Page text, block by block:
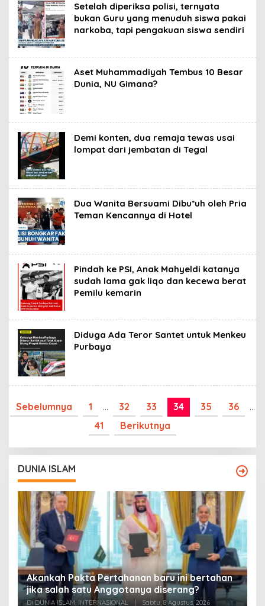
Setelah diperiksa polisi, ternyata
bukan Guru yang menuduh siswa pakai
narkoba, tapi pengakuan siswa sendiri
Aset Muhammadiyah Tembus 10 Besar
Dunia, NU Gimana?
Demi konten, dua remaja tewas usai
lompat dari jembatan di Tegal
Dua Wanita Bersuami Dibu*uh oleh Pria
Teman Kencannya di Hotel
Pindah ke PSI, Anak Mahyeldi katanya
sudah lama gak liqo dan kecewa berat
Pemilu kemarin
Diduga Ada Teror Santet untuk Menkeu
Purbaya
Sebelumnya 1 … 32 33 34 35 36
…
41
Berikutnya
DUNIA ISLAM
Akankah Pakta Pertahanan baru ini bertahan
jika salah satu Anggotanya diserang?
Di DUNIA ISLAM, INTERNASIONAL Sabtu, 8 Agustus, 2026